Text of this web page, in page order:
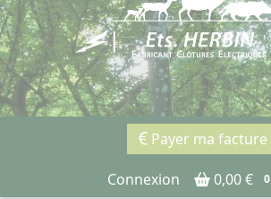
Payer ma facture
Connexion 0,00 € 0